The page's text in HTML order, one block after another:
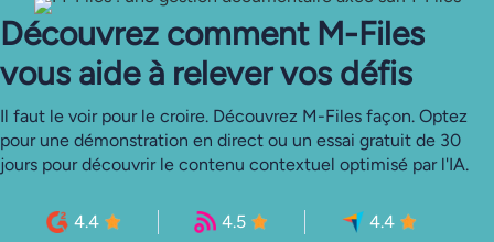
Découvrez comment M-Files
vous aide à relever vos défis
Il faut le voir pour le croire. Découvrez M-Files façon. Optez
pour une démonstration en direct ou un essai gratuit de 30
jours pour découvrir le contenu contextuel optimisé par l'IA.
4.4 4.5 4.4